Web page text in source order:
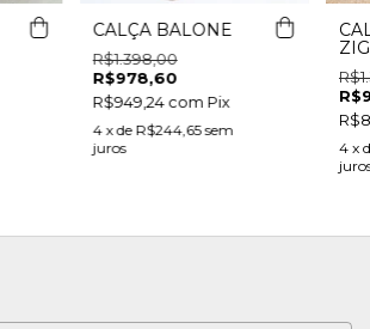
CALÇA BALONE
R$1.398,00
R$978,60
R$949,24com Pix
4 x de R$244,65 sem
juros
ZIG
4 x